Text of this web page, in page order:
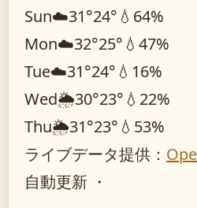
Sun☁️31°24° 💧64%
Mon☁️32°25° 💧47%
Tue☁️31°24° 💧16%
Wed🌦️30°23° 💧22%
Thu🌦️31°23° 💧53%
ライブデータ提供：
自動更新 ・